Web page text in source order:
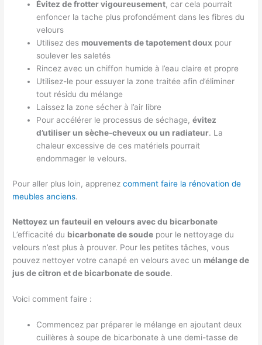
Évitez de frotter vigoureusement, car cela pourrait
enfoncer la tache plus profondément dans les fibres du
velours
Utilisez des mouvements de tapotement doux pour
soulever les saletés
Rincez avec un chiffon humide à l’eau claire et propre
Utilisez-le pour essuyer la zone traitée afin d’éliminer
tout résidu du mélange
Laissez la zone sécher à l’air libre
Pour accélérer le processus de séchage,évitez
d’utiliser un sèche-cheveux ou un radiateur. La
chaleur excessive de ces matériels pourrait
endommager le velours.
Pour aller plus loin, apprenezcomment faire la rénovation de
meubles anciens.
Nettoyez un fauteuil en velours avec du bicarbonate
L’efficacité du bicarbonate de soude pour le nettoyage du
velours n’est plus à prouver. Pour les petites tâches, vous
pouvez nettoyer votre canapé en velours avec un mélange de
jus de citron et de bicarbonate de soude.
Voici comment faire :
Commencez par préparer le mélange en ajoutant deux
cuillères à soupe de bicarbonate à une demi-tasse de